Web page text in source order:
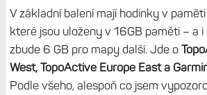
V základní balení mají hodinky v
které jsou uloženy v 16GB paměti – a
zbude 6 GB pro mapy další. Jde o
West, TopoActive Europe East a
Podle všeho, alespoň co jsem